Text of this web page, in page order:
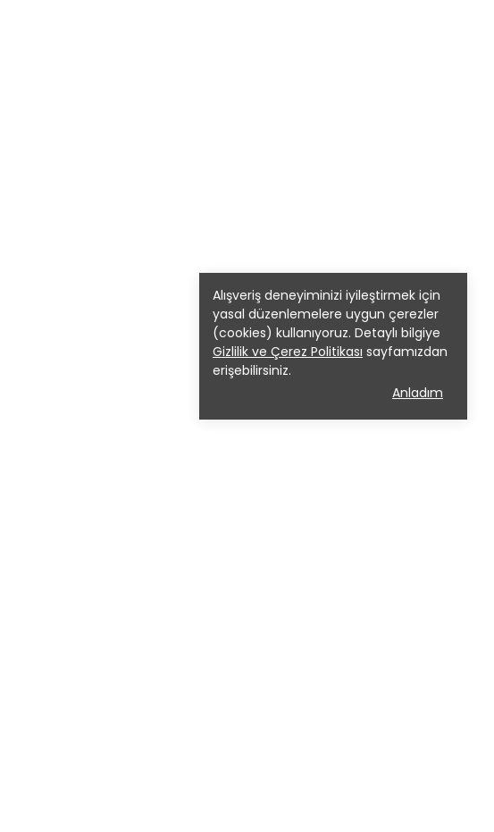
Alışveriş deneyiminizi iyileştirmek için
yasal düzenlemelere uygun çerezler
(cookies) kullanıyoruz. Detaylı bilgiye
Gizlilik ve Çerez Politikası sayfamızdan
erişebilirsiniz.
Anladım